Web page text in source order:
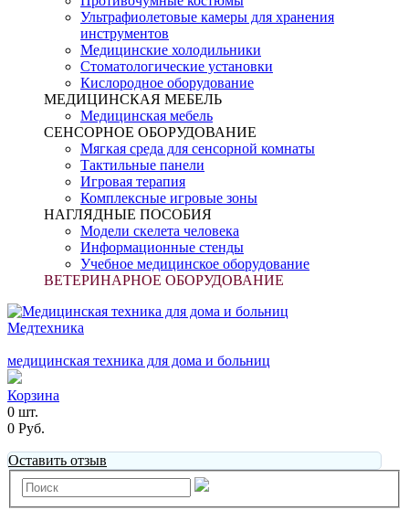
Ультрафиолетовые камеры для хранения
инструментов
Медицинские холодильники
Стоматологические установки
Кислородное оборудование
МЕДИЦИНСКАЯ МЕБЕЛЬ
Медицинская мебель
СЕНСОРНОЕ ОБОРУДОВАНИЕ
Мягкая среда для сенсорной комнаты
Тактильные панели
Игровая терапия
Комплексные игровые зоны
НАГЛЯДНЫЕ ПОСОБИЯ
Модели скелета человека
Информационные стенды
Учебное медицинское оборудование
ВЕТЕРИНАРНОЕ ОБОРУДОВАНИЕ
Медтехника
медицинская техника для дома и больниц
Корзина
0 шт.
0 Руб.
Оставить отзыв